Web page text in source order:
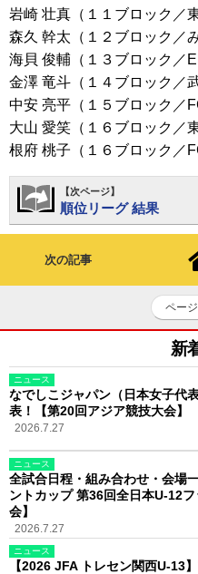
岩崎 壮真（１１ブロック／
森久 幹太（１２ブロック／
海貝 俊輔（１３ブロック／
金澤 竜斗（１４ブロック／
中安 亮平（１５ブロック／
大山 愛笑（１６ブロック／
根府 桃子（１６ブロック／
【次ページ】
順位リーグ 結果
次の記事
ペー
新
ニュース
なでしこジャパン（日本女子代
表！【第20回アジア競技大会】
2026.7.27
ニュース
全試合日程・組み合わせ・会場
ントカップ 第36回全日本U-12
会】
2026.7.27
ニュース
【2026 JFA トレセン関西U-13